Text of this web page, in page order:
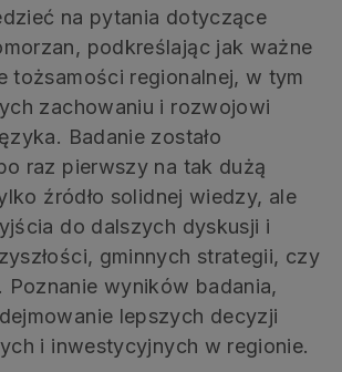
na pytania dotyczące
podkreślając jak ważne
tożsamości regionalnej, w tym
zachowaniu i rozwojowi
Badanie zostało
raz pierwszy na tak dużą
źródło solidnej wiedzy, ale
do dalszych dyskusji i
gminnych strategii, czy
wyników badania,
lepszych decyzji
i inwestycyjnych w regionie.